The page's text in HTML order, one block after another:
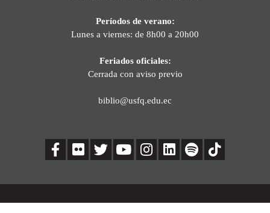
Períodos de verano:
Lunes a viernes: de 8h00 a 20h00
Feriados oficiales:
Cerrada con aviso previo
biblio@usfq.edu.ec